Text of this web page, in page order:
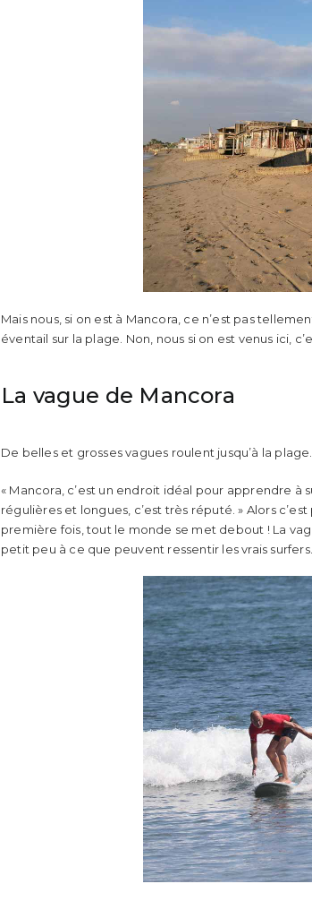
Mais nous, si on est à Mancora, ce n’est pas
éventail sur la plage. Non, nous si on est venus ici,
La vague de Mancora
De belles et grosses vagues roulent jusqu’à la
« Mancora, c’est un endroit idéal pour apprendre à
régulières et longues, c’est très réputé. » Alors
première fois, tout le monde se met debout ! La
petit peu à ce que peuvent ressentir les vrais